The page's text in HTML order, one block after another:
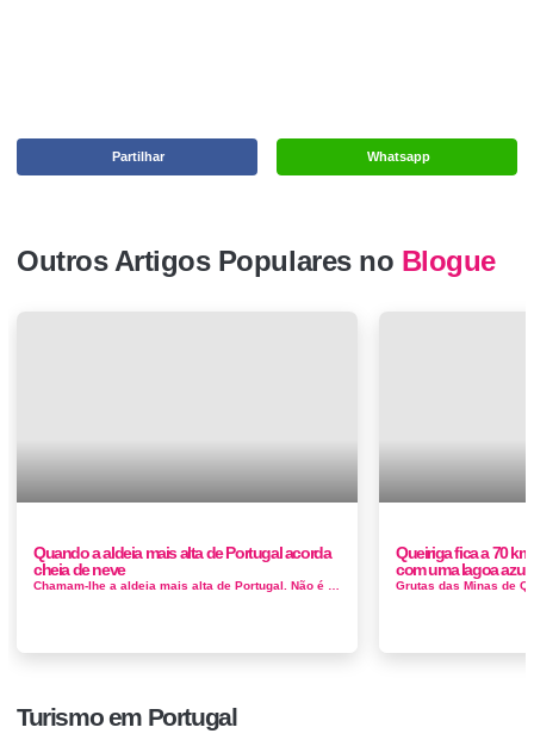
Whatsapp
Partilhar
Outros Artigos Populares no Blogue
Quando a aldeia mais alta de Portugal acorda
cheia de neve
Queiriga fica a 70
com uma lagoa azul
Turismo em Portugal